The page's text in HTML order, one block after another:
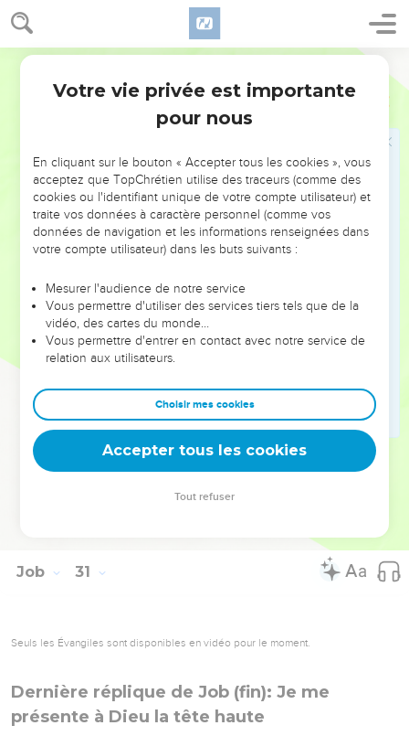
30
21 Tu deviens cruel contre moi, Tu me combats avec la force
22
m'anéantis au bruit de la tempête.
Car, je le sais, tu me mènes à la mort, Au rendez-vous de
Mais celui qui va périr n'étend-il pas les mains ? Celui qui
est dans le malheur n'implore-t-il pas du secours ?
N'avais-je pas des larmes pour l'infortuné ? Mon coeur
n'avait-il pas pitié de l'indigent ?
la lumière, et les ténèbres sont venues.
Mes entrailles bouillonnent sans relâche, Les jours de la
calamité m'ont surpris.
Je marche noirci, mais non par le soleil ; Je me lève en
pleine assemblée, et je crie.
Je suis devenu le frère des chacals, Le compagnon des
autruches.
Ma peau noircit et tombe, Mes os brûlent et se
Job 31
Seuls les Évangiles sont disponibles en vidéo pour le moment.
Dernière réplique de Job (fin): Je me
présente à Dieu la tête haute
Votre vie privée est importante
pour nous
En cliquant sur le bouton « Accepter tous les cookies », vous
acceptez que TopChrétien utilise des traceurs (comme des
cookies ou l'identifiant unique de votre compte utilisateur) et
traite vos données à caractère personnel (comme vos
données de navigation et les informations renseignées dans
votre compte utilisateur) dans les buts suivants :
Mesurer l'audience de notre service
Vous permettre d'utiliser des services tiers tels que de la
vidéo, des cartes du monde…
Vous permettre d'entrer en contact avec notre service de
relation aux utilisateurs.
Choisir mes cookies
Accepter tous les cookies
Tout refuser